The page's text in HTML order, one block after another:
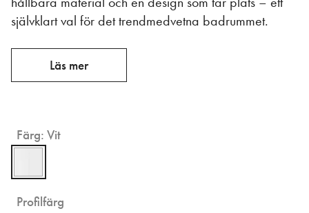
självklart val för det trendmedvetna badrummet.
Läs mer
Färg: Vit
Profilfärg